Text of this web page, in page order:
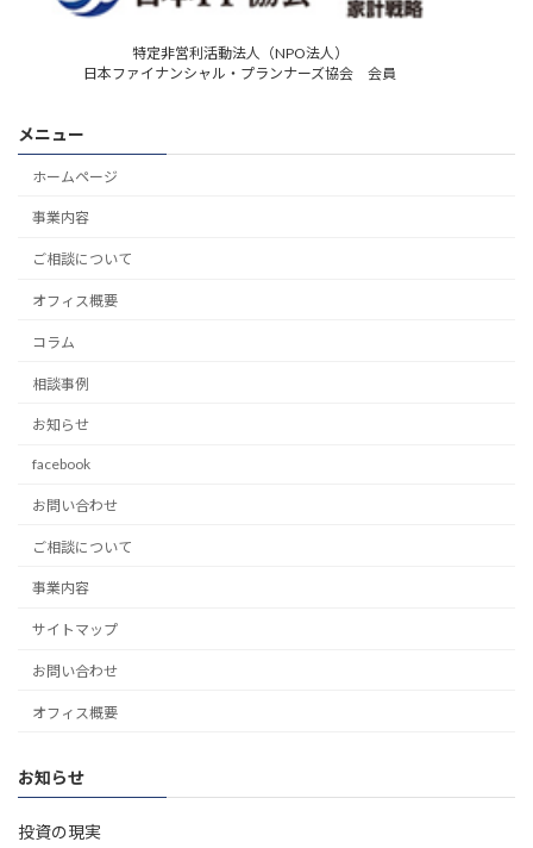
特定非営利活動法人（NPO法人）
日本ファイナンシャル・プランナーズ協会 会員
メニュー
ホームページ
事業内容
ご相談について
オフィス概要
コラム
相談事例
お知らせ
facebook
お問い合わせ
ご相談について
事業内容
サイトマップ
お問い合わせ
オフィス概要
お知らせ
投資の現実